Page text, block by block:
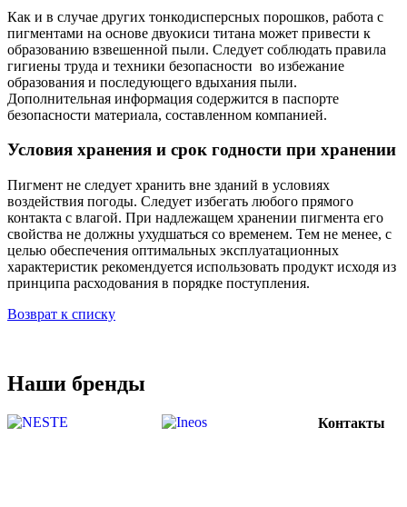
Как и в случае других тонкодисперсных порошков, работа с
пигментами на основе двуокиси титана может привести к
образованию взвешенной пыли. Следует соблюдать правила
гигиены труда и техники безопасности во избежание
образования и последующего вдыхания пыли.
Дополнительная информация содержится в паспорте
безопасности материала, составленном компанией.
Условия хранения и срок годности при хранении
Пигмент не следует хранить вне зданий в условиях
воздействия погоды. Следует избегать любого прямого
контакта с влагой. При надлежащем хранении пигмента его
свойства не должны ухудшаться со временем. Тем не менее, с
целью обеспечения оптимальных эксплуатационных
характеристик рекомендуется использовать продукт исходя из
принципа расходования в порядке поступления.
Возврат к списку
Наши бренды
Контакты